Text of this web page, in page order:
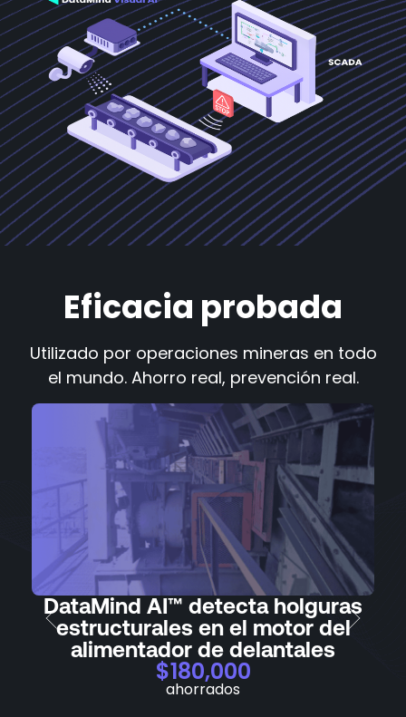
Eficacia probada
Utilizado por operaciones mineras en todo
el mundo. Ahorro real, prevención real.
DataMind AI™ detecta holguras
estructurales en el motor del
alimentador de delantales
$180,000
ahorrados